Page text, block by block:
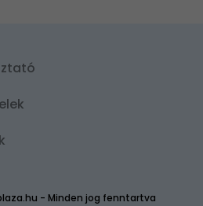
- Minden jog fenntartva